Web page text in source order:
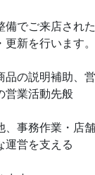
備でご来店され
新を行います。
品の説明補助、
営業活動先般
、事務作業・店
運営を支える